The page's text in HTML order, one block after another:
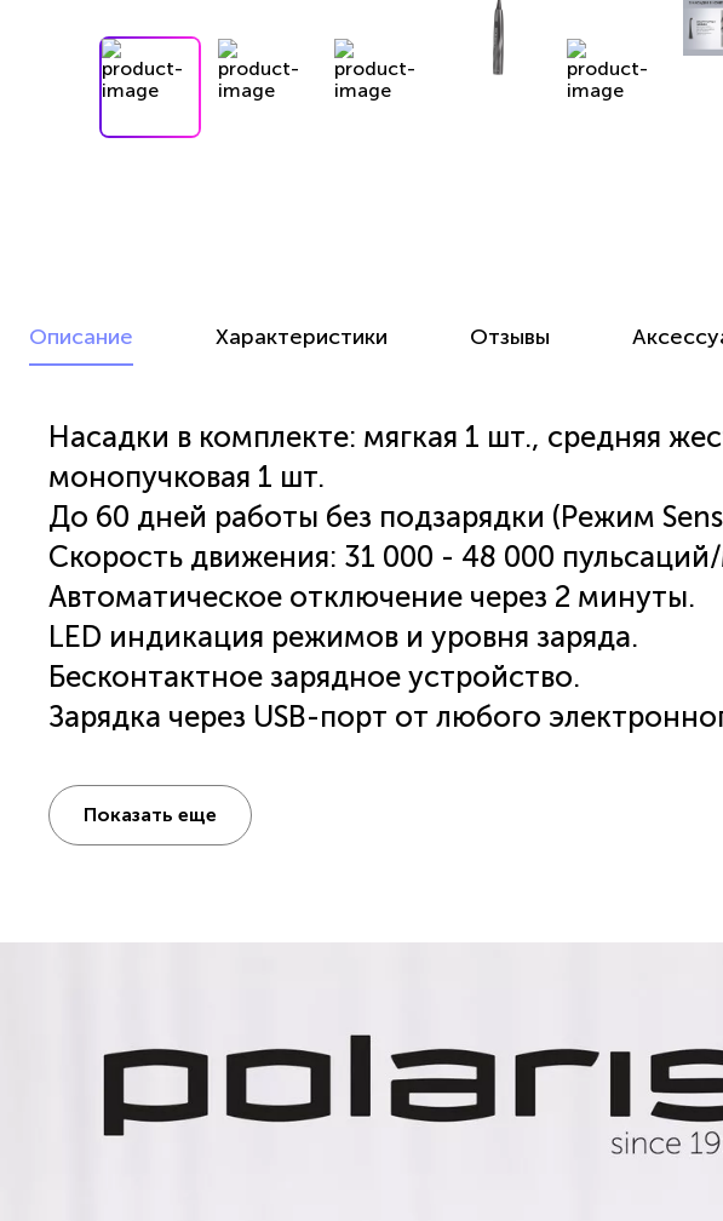
Описание Характеристики Отзывы
Насадки в комплекте: мягкая 1 шт., средняя
монопучковая 1 шт.
До 60 дней работы без подзарядки (Режим
Скорость движения: 31 000 - 48 000
Автоматическое отключение через 2 минуты.
LED индикация режимов и уровня заряда.
Бесконтактное зарядное устройство.
Зарядка через USB-порт от любого
Футляр для хранения и путешествий в
Показать еще